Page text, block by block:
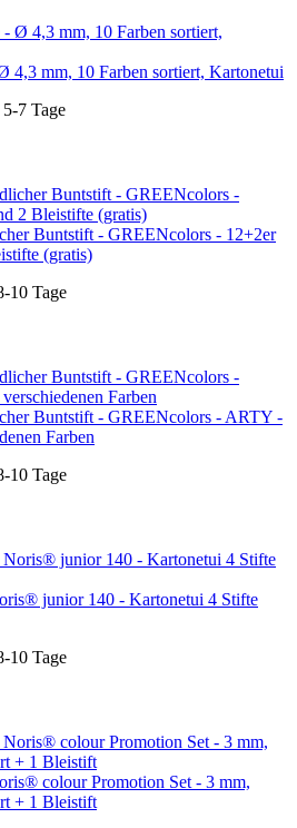
4,3 mm, 10 Farben sortiert, Kartonetui
5-7 Tage
Buntstift - GREENcolors - 12+2er
(gratis)
10 Tage
Buntstift - GREENcolors - ARTY -
Farben
10 Tage
junior 140 - Kartonetui 4 Stifte
10 Tage
colour Promotion Set - 3 mm,
+ 1 Bleistift